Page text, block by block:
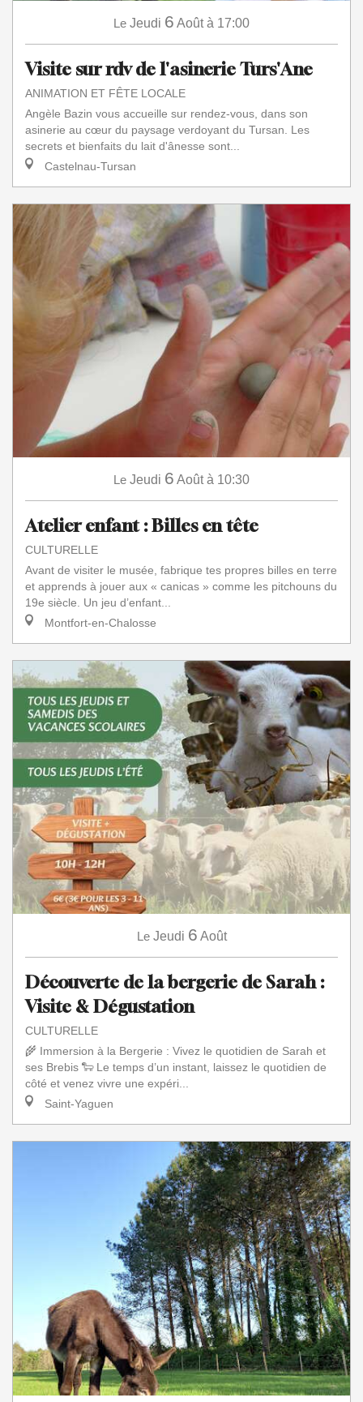
Le Jeudi 6 Août à 17:00
Visite sur rdv de l'asinerie Turs'Ane
ANIMATION ET FÊTE LOCALE
Angèle Bazin vous accueille sur rendez-vous, dans son
asinerie au cœur du paysage verdoyant du Tursan. Les
secrets et bienfaits du lait d'ânesse sont...
Castelnau-Tursan
Le Jeudi 6 Août à 10:30
Atelier enfant : Billes en tête
CULTURELLE
Avant de visiter le musée, fabrique tes propres billes en terre
et apprends à jouer aux « canicas » comme les pitchouns du
19e siècle. Un jeu d’enfant...
Montfort-en-Chalosse
Le Jeudi 6 Août
Découverte de la bergerie de Sarah :
Visite & Dégustation
CULTURELLE
🌾 Immersion à la Bergerie : Vivez le quotidien de Sarah et
ses Brebis 🐑 Le temps d’un instant, laissez le quotidien de
côté et venez vivre une expéri...
Saint-Yaguen